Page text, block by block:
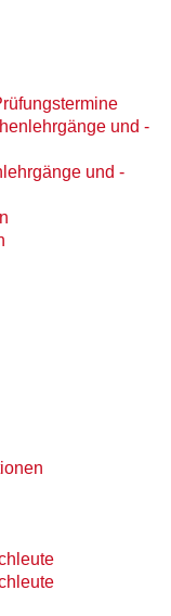
und -
und -